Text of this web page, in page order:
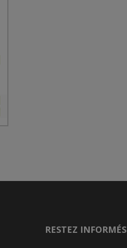
RESTEZ INFORMÉS